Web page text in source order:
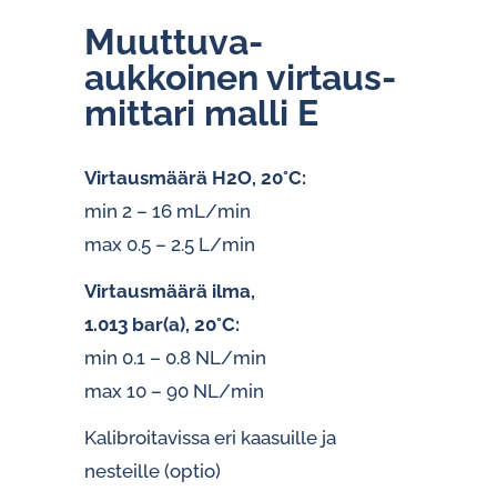
Muuttuva-
aukkoinen vir­taus­
mit­ta­ri malli E
Virtausmäärä H2O, 20°C:
min 2 – 16 mL/min
max 0.5 – 2.5 L/min
Virtausmäärä ilma,
1.013 bar(a), 20°C:
min 0.1 – 0.8 NL/min
max 10 – 90 NL/min
Kalibroitavissa eri kaasuille ja
nesteille (optio)